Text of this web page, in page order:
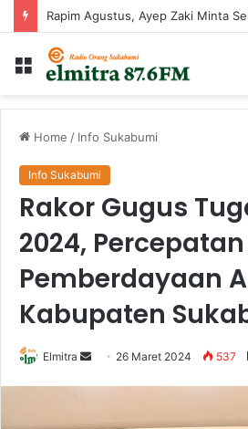
Menu
Home / Info Sukabumi
Info Sukabumi
Rakor Gugus
2024, Percepatan
Pemberdayaan
Kabupaten
Elmitra
Send 26 Maret 2024 537